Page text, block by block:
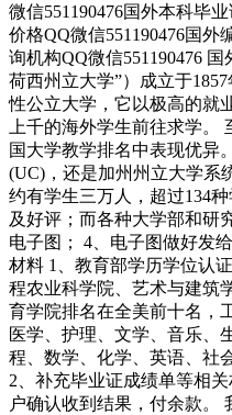
微信551190476国外本科毕
价格QQ微信551190476国外
询机构QQ微信551190476
荷西州立大学”）成立于
性公立大学，它以极高的就
上千的海外学生前往求学。
国大学教学排名中表现优异
(UC)，还是加州州立大学系
约有学生三万人，超过134
及好评；而各种大学部和研
电子图； 4、电子图做好发
材料 1、教育部学历学位认
程农业科学院、艺术与建筑
育学院排名在全美前十名，
医学、护理、文学、音乐、
程、数学、化学、英语、社
2、补充毕业证成绩单等相
户确认收到结果，付余款。